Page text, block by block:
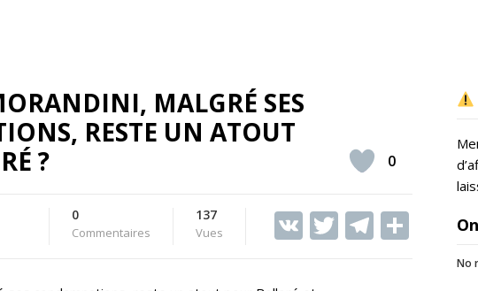
MALGRÉ SES
RESTE UN ATOUT
?
0
Commentaires
137
Vues V T T
0
No